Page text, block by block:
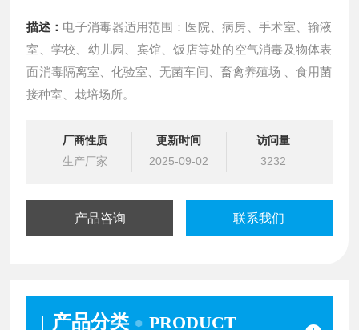
描述： 电子消毒器适用范围：医院、病房、手术室、输液
室、学校、幼儿园、宾馆、饭店等处的空气消毒及物体表
面消毒隔离室、化验室、无菌车间、畜禽养殖场 、食用菌
接种室、栽培场所。
厂商性质
生产厂家
更新时间
2025-09-02
访问量
3232
产品咨询 联系我们
产品分类 PRODUCT